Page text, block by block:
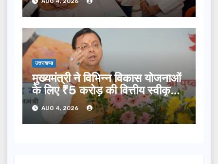
उत्तराखण्ड
मुख्यमंत्री ने विभिन्न विकास योजनाओं
के लिए ₹5 करोड़ की वित्तीय स्वीकृति
दी…AUG 4, 2026